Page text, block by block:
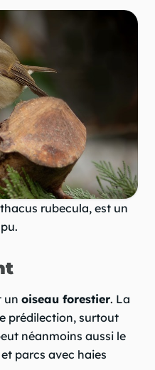
rubecula, est un
un oiseau forestier. La
prédilection, surtout
néanmoins aussi le
parcs avec haies